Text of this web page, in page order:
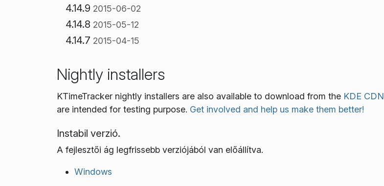
4.14.9 2015-06-02
4.14.8 2015-05-12
4.14.7 2015-04-15
Nightly installers
KTimeTracker nightly installers are also available to download from the KDE CDN
are intended for testing purpose. Get involved and help us make them better!
Instabil verzió.
A fejlesztői ág legfrissebb verziójából van előállítva.
Windows